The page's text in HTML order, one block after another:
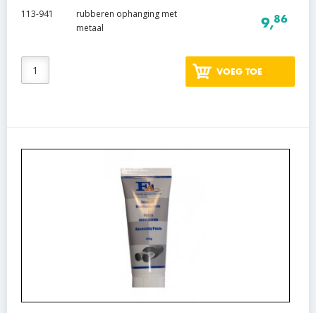
113-941
rubberen ophanging met
metaal
9,86
VOEG TOE